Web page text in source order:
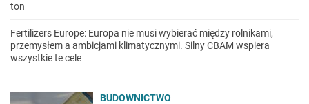
ton
Fertilizers Europe: Europa nie musi wybierać między rolnikami,
przemysłem a ambicjami klimatycznymi. Silny CBAM wspiera
wszystkie te cele
BUDOWNICTWO